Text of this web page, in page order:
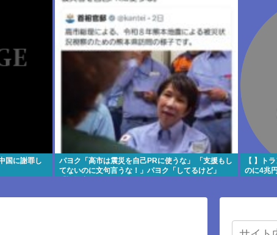
国に謝罪し
パヨク「高市は震災を自己PRに使うな」 「支援もし
てないのに文句言うな！」パヨク「してるけど」
【 】ト
のに4兆